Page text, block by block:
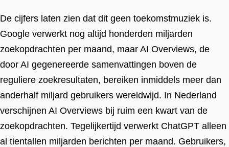
De cijfers laten zien dat dit geen toekomstmuziek is.
Google verwerkt nog altijd honderden miljarden
zoekopdrachten per maand, maar AI Overviews, de
door AI gegenereerde samenvattingen boven de
reguliere zoekresultaten, bereiken inmiddels meer dan
anderhalf miljard gebruikers wereldwijd. In Nederland
verschijnen AI Overviews bij ruim een kwart van de
zoekopdrachten. Tegelijkertijd verwerkt ChatGPT alleen
al tientallen miljarden berichten per maand. Gebruikers,